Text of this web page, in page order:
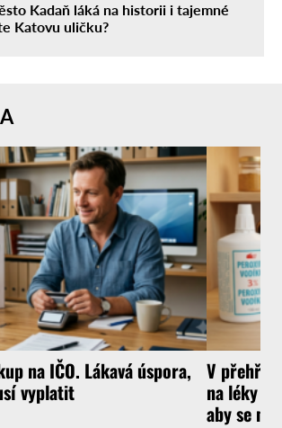
Kadaň láká na historii i tajemné
Katovu uličku?
na IČO. Lákavá úspora,
vyplatit
V
na léky a
aby se